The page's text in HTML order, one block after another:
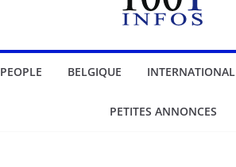
PEOPLE BELGIQUE INTERNATIONAL
PETITES ANNONCES